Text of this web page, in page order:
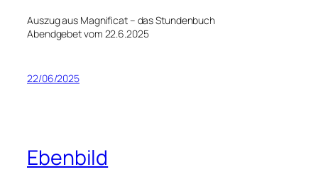
Auszug aus Magnificat – das Stundenbuch
Abendgebet vom 22.6.2025
22/06/2025
Ebenbild